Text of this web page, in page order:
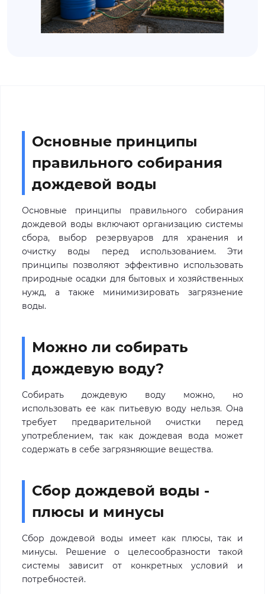
Основные принципы
правильного собирания
дождевой воды
Основные принципы правильного собирания
дождевой воды включают организацию системы
сбора, выбор резервуаров для хранения и
очистку воды перед использованием. Эти
принципы позволяют эффективно использовать
природные осадки для бытовых и хозяйственных
нужд, а также минимизировать загрязнение
воды.
Можно ли собирать
дождевую воду?
Собирать дождевую воду можно, но
использовать ее как питьевую воду нельзя. Она
требует предварительной очистки перед
употреблением, так как дождевая вода может
содержать в себе загрязняющие вещества.
Сбор дождевой воды -
плюсы и минусы
Сбор дождевой воды имеет как плюсы, так и
минусы. Решение о целесообразности такой
системы зависит от конкретных условий и
потребностей.